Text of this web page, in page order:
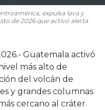
expulsa lava y
de 2026 que activó alerta
Guatemala activó
más alto de
del volcán de
y grandes columnas
cercano al cráter.